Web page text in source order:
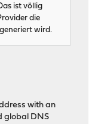
ist völlig
die
wird.
with an
global DNS